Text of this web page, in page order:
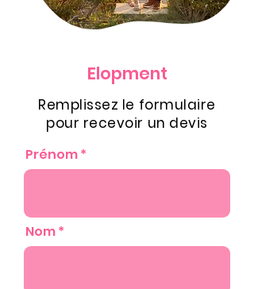
Elopment
Remplissez le formulaire
pour recevoir un devis
Prénom
Nom